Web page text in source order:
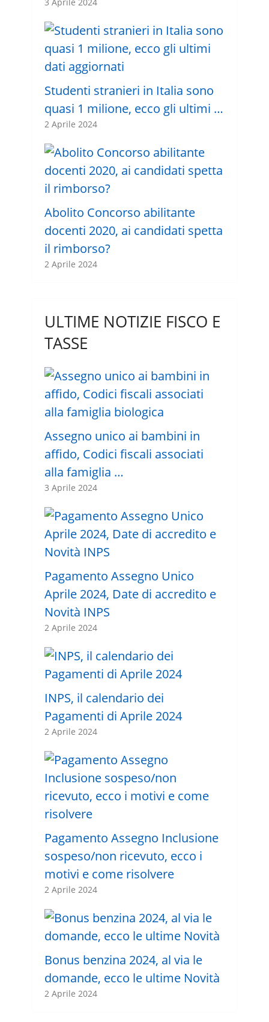
Studenti stranieri in Italia sono
quasi 1 milione, ecco gli ultimi …
2 Aprile 2024
Abolito Concorso abilitante
docenti 2020, ai candidati spetta
il rimborso?
2 Aprile 2024
ULTIME NOTIZIE FISCO E
TASSE
Assegno unico ai bambini in
affido, Codici fiscali associati
alla famiglia …
3 Aprile 2024
Pagamento Assegno Unico
Aprile 2024, Date di accredito e
Novità INPS
2 Aprile 2024
INPS, il calendario dei
Pagamenti di Aprile 2024
2 Aprile 2024
Pagamento Assegno Inclusione
sospeso/non ricevuto, ecco i
motivi e come risolvere
2 Aprile 2024
Bonus benzina 2024, al via le
domande, ecco le ultime Novità
2 Aprile 2024